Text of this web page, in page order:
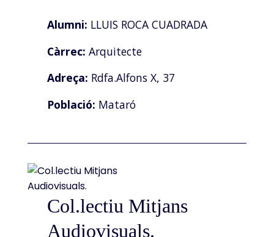
Alumni: LLUIS ROCA CUADRADA
Càrrec: Arquitecte
Adreça: Rdfa.Alfons X, 37
Població: Mataró
Col.lectiu Mitjans
Audiovisuals.